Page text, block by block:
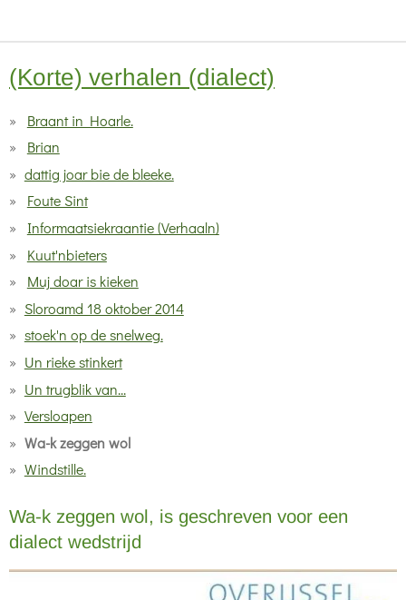
t
e
r
e
n
(Korte) verhalen (dialect)
Braant in Hoarle.
Brian
dattig joar bie de bleeke.
Foute Sint
Informaatsiekraantie (Verhaaln)
Kuut'nbieters
Muj doar is kieken
Sloroamd 18 oktober 2014
stoek'n op de snelweg.
Un rieke stinkert
Un trugblik van...
Versloapen
Wa-k zeggen wol
Windstille.
Wa-k zeggen wol, is geschreven voor een
dialect wedstrijd